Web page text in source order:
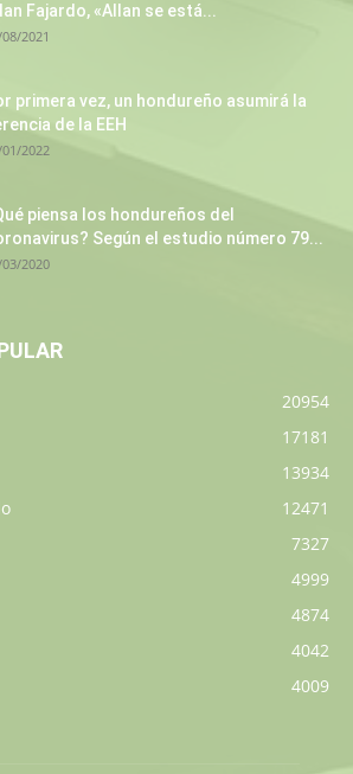
Fajardo, «Allan se está...
2021
primera vez, un hondureño asumirá la
de la EEH
2022
piensa los hondureños del
Según el estudio número 79...
2020
20954
17181
13934
12471
7327
4999
4874
4042
4009